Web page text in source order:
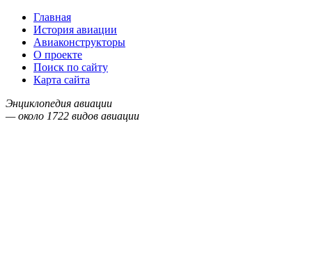
Главная
История авиации
Авиаконструкторы
О проекте
Поиск по сайту
Карта сайта
Энциклопедия авиации
— около 1722 видов авиации